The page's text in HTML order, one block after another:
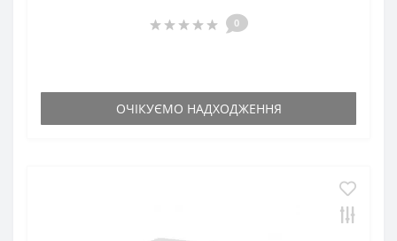
0
ОЧІКУЄМО НАДХОДЖЕННЯ